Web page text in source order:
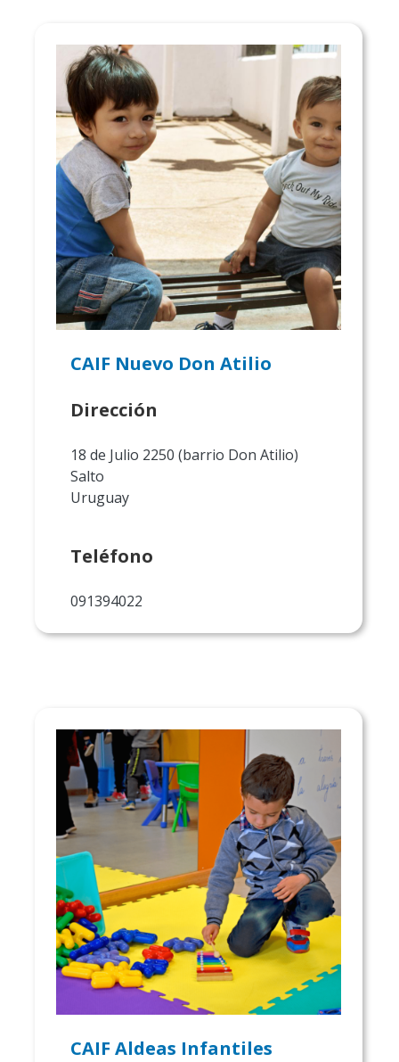
CAIF Nuevo Don Atilio
Dirección
18 de Julio 2250 (barrio Don Atilio)
Salto
Uruguay
Teléfono
091394022
CAIF Aldeas Infantiles